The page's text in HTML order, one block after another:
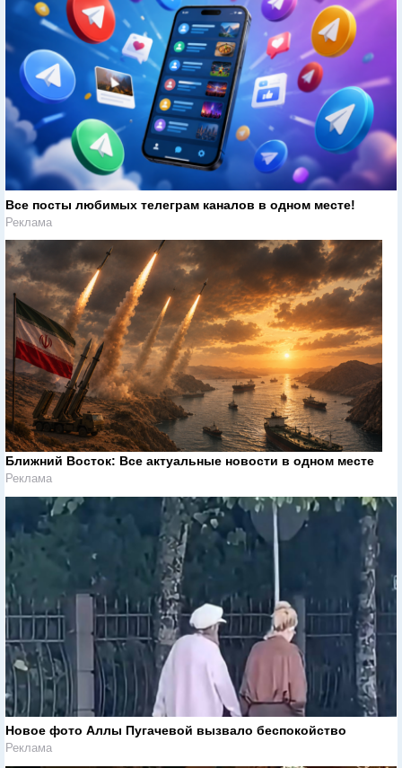
Все посты любимых телеграм каналов в одном месте!
Реклама
Ближний Восток: Все актуальные новости в одном месте
Реклама
Новое фото Аллы Пугачевой вызвало беспокойство
Реклама